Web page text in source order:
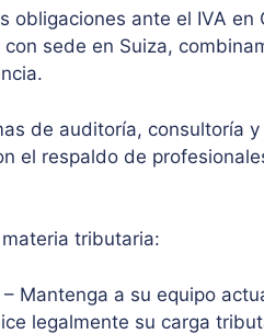
ante el IVA en
sede en Suiza,
de auditoría, consultoría
el respaldo de
tributaria:
– Mantenga a su equipo
legalmente su carga